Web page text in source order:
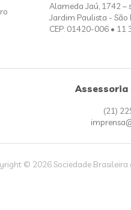
Alameda Jaú, 1742 –
Jardim Paulista - São
CEP: 01420-006 • 11
Assessoria
(21)
© 2026 Sociedade Brasileira